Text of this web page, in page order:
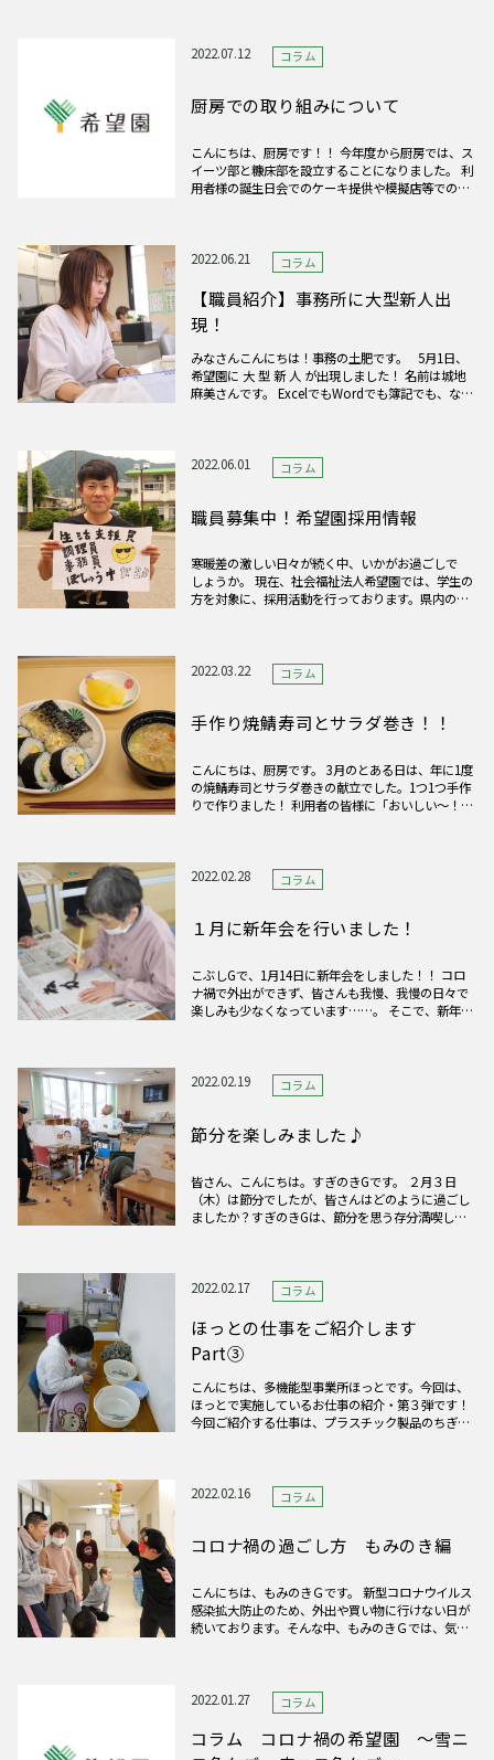
2022.07.12
コラム
厨房での取り組みについて
こんにちは、厨房です！！ 今年度から厨房では、ス
イーツ部と糠床部を設立することになりました。 利
用者様の誕生日会でのケーキ提供や模擬店等での商
2022.06.21
コラム
【職員紹介】事務所に大型新人出
現！
みなさんこんにちは！事務の土肥です。 5月1日、
希望園に 大 型 新 人 が出現しました！ 名前は城地
麻美さんです。 ExcelでもWordでも簿記でも、なん
2022.06.01
コラム
職員募集中！希望園採用情報
寒暖差の激しい日々が続く中、いかがお過ごしで
しょうか。 現在、社会福祉法人希望園では、学生の
方を対象に、採用活動を行っております。県内の就
ホームページの採用情報から
2022.03.22 コラム
手作り焼鯖寿司とサラダ巻き！！
こんにちは、厨房です。 3月のとある日は、年に1度
の焼鯖寿司とサラダ巻きの献立でした。1つ1つ手作
りで作りました！ 利用者の皆様に「おいしい～！」
2022.02.28
コラム
１月に新年会を行いました！
こぶしGで、1月14日に新年会をしました！！ コロ
ナ禍で外出ができず、皆さんも我慢、我慢の日々で
楽しみも少なくなっています……。 そこで、新年会
2022.02.19
コラム
節分を楽しみました♪
皆さん、こんにちは。すぎのきGです。 ２月３日
（木）は節分でしたが、皆さんはどのように過ごし
ましたか？すぎのきGは、節分を思う存分満喫しま
をよく考えて塗り進め、
2022.02.17 コラム
ほっとの仕事をご紹介します
Part③
こんにちは、多機能型事業所ほっとです。今回は、
ほっとで実施しているお仕事の紹介・第３弾です！
今回ご紹介する仕事は、プラスチック製品のちぎ
りねじったりしてちぎる、ま
2022.02.16 コラム
コロナ禍の過ごし方 もみのき編
こんにちは、もみのきＧです。 新型コロナウイルス
感染拡大防止のため、外出や買い物に行けない日が
続いております。そんな中、もみのきＧでは、気晴
皆さんのストレスが溜ま
2022.01.27 コラム
コラム コロナ禍の希望園 ～雪ニ